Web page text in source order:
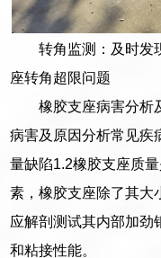
转角监测：及时发
座转角超限问题
橡胶支座病害分析
病害及原因分析常见疾
量缺陷1.2橡胶支座质
素，橡胶支座除了其大
应解剖测试其内部加劲
和粘接性能。